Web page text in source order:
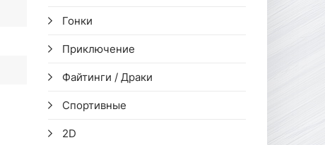
Гонки
Приключение
Файтинги / Драки
Спортивные
2D